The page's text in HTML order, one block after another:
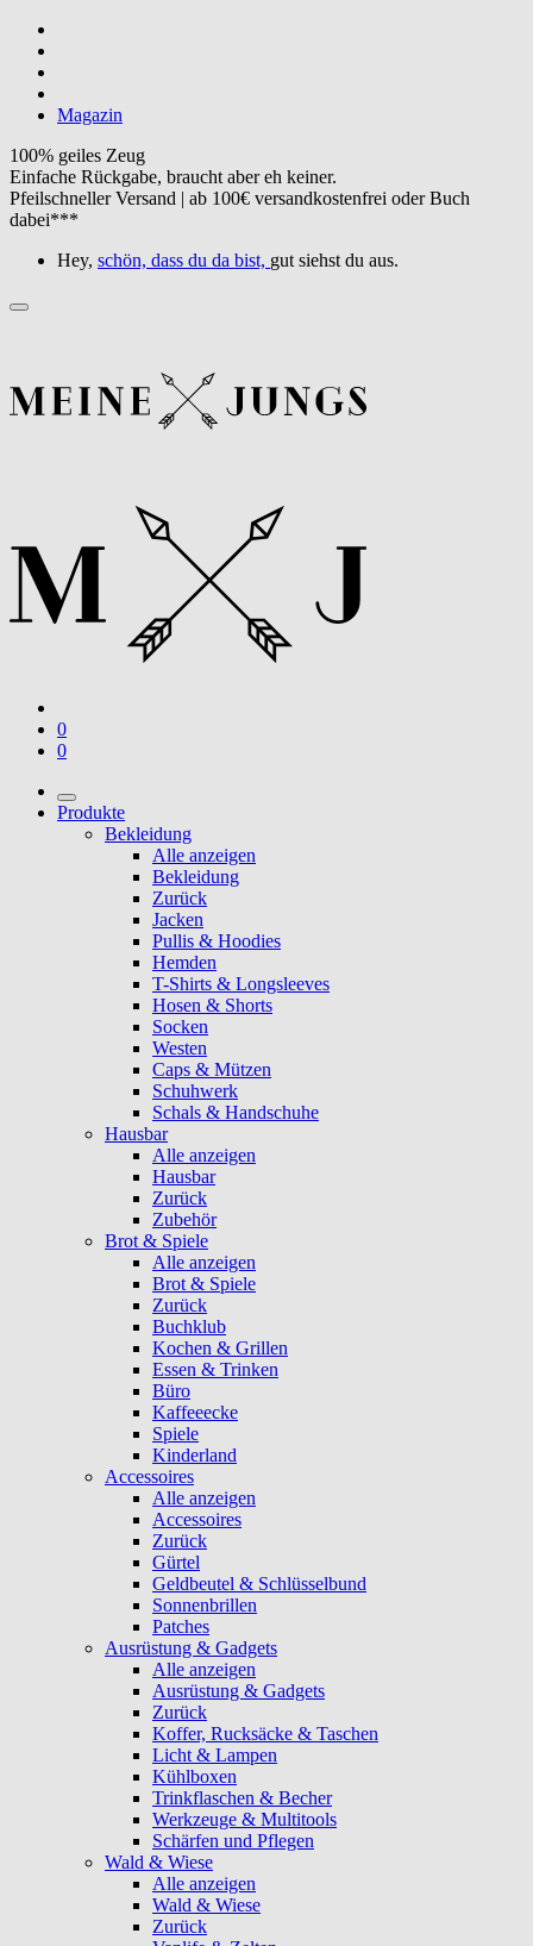
Magazin
100% geiles Zeug
Einfache Rückgabe, braucht aber eh keiner.
Pfeilschneller Versand | ab 100€ versandkostenfrei oder Buch
dabei***
Hey, schön, dass du da bist, gut siehst du aus.
0
0
Produkte
Bekleidung
Alle anzeigen
Bekleidung
Zurück
Jacken
Pullis & Hoodies
Hemden
T-Shirts & Longsleeves
Hosen & Shorts
Socken
Westen
Caps & Mützen
Schuhwerk
Schals & Handschuhe
Hausbar
Alle anzeigen
Hausbar
Zurück
Zubehör
Brot & Spiele
Alle anzeigen
Brot & Spiele
Zurück
Buchklub
Kochen & Grillen
Essen & Trinken
Büro
Kaffeeecke
Spiele
Kinderland
Accessoires
Alle anzeigen
Accessoires
Zurück
Gürtel
Geldbeutel & Schlüsselbund
Sonnenbrillen
Patches
Ausrüstung & Gadgets
Alle anzeigen
Ausrüstung & Gadgets
Zurück
Koffer, Rucksäcke & Taschen
Licht & Lampen
Kühlboxen
Trinkflaschen & Becher
Werkzeuge & Multitools
Schärfen und Pflegen
Wald & Wiese
Alle anzeigen
Wald & Wiese
Zurück